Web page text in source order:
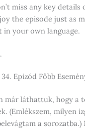
miss any key details
the episode just as
in your own language.
Epizód Főbb
már láthattuk, hogy a
(Emlékszem, milyen
a sorozatba.)